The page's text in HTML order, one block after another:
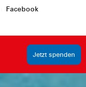
Facebook
Jetzt spenden